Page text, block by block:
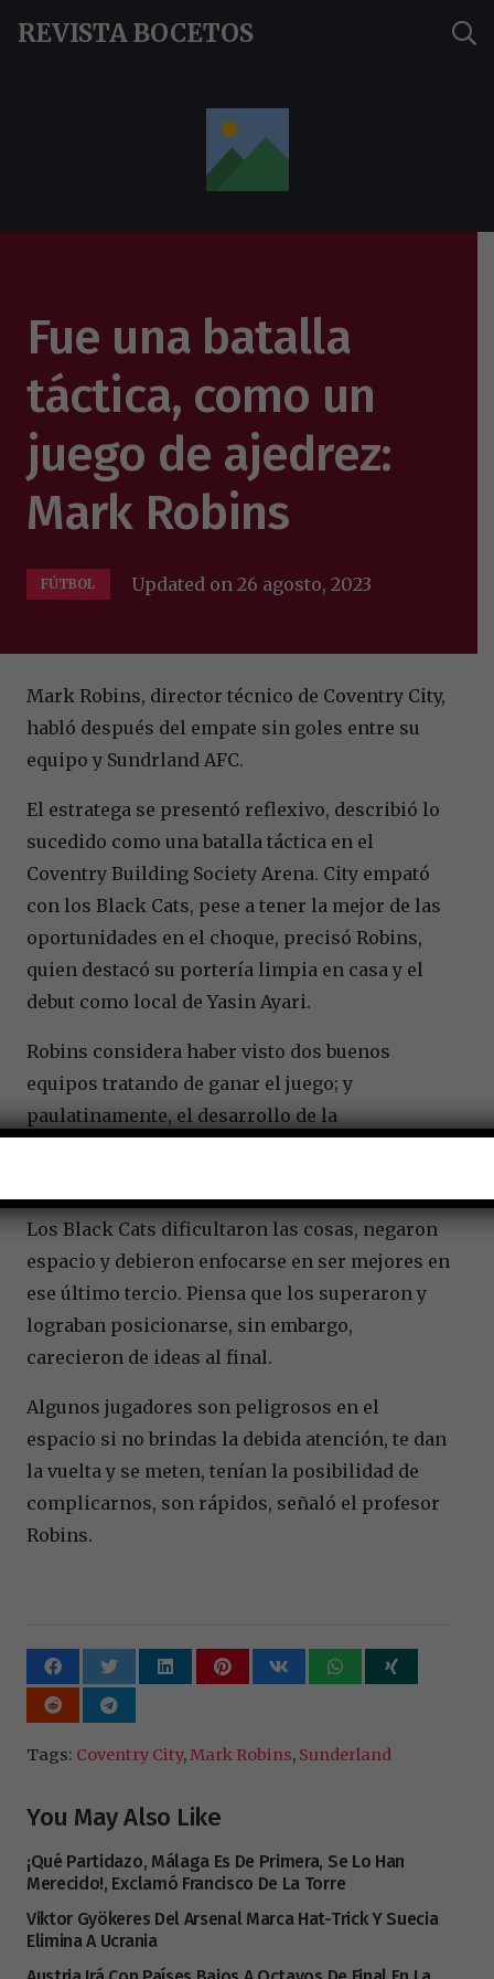
REVISTA BOCETOS
Fue una batalla
táctica, como un
juego de ajedrez:
Mark Robins
FÚTBOL Updated on26 agosto, 2023
Mark Robins, director técnico de Coventry City,
habló después del empate sin goles entre su
equipo y Sundrland AFC.
El estratega se presentó reflexivo, describió lo
sucedido como una batalla táctica en el
Coventry Building Society Arena. City empató
con los Black Cats, pese a tener la mejor de las
oportunidades en el choque, precisó Robins,
quien destacó su portería limpia en casa y el
debut como local de Yasin Ayari.
Robins considera haber visto dos buenos
equipos tratando de ganar el juego; y
paulatinamente, el desarrollo de la
Los Black Cats dificultaron las cosas, negaron
espacio y debieron enfocarse en ser mejores en
ese último tercio. Piensa que los superaron y
lograban posicionarse, sin embargo,
carecieron de ideas al final.
Algunos jugadores son peligrosos en el
espacio si no brindas la debida atención, te dan
la vuelta y se meten, tenían la posibilidad de
complicarnos, son rápidos, señaló el profesor
Robins.
Tags: Coventry City,Mark Robins, Sunderland
You May Also Like
¡Qué Partidazo, Málaga Es De Primera, Se Lo Han
Merecido!, Exclamó Francisco De La Torre
Viktor Gyökeres Del Arsenal Marca Hat-Trick Y Suecia
Elimina A Ucrania